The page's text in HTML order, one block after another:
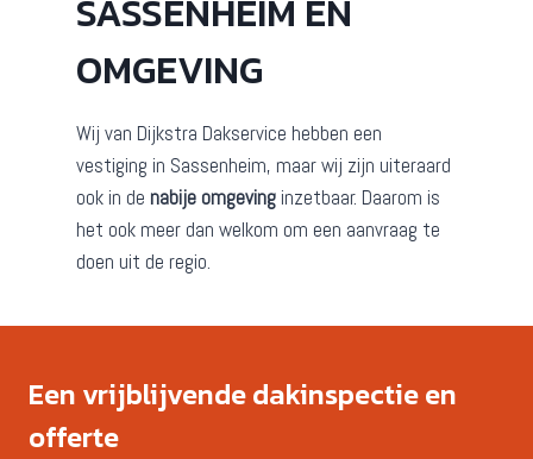
SASSENHEIM EN
OMGEVING
Wij van Dijkstra Dakservice hebben een
vestiging in Sassenheim, maar wij zijn uiteraard
ook in de nabije omgeving inzetbaar. Daarom is
het ook meer dan welkom om een aanvraag te
doen uit de regio.
Een vrijblijvende dakinspectie en
offerte